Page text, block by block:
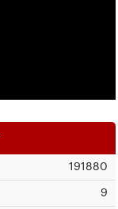
191880
9